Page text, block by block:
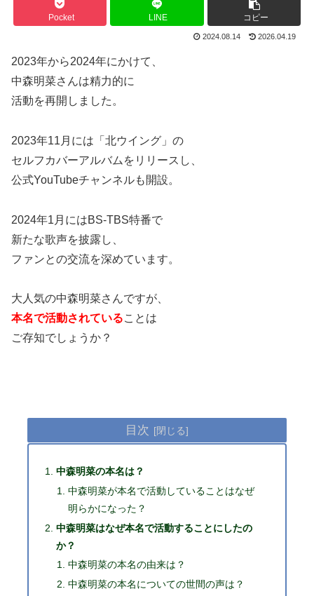
Pocket LINE コピー
2024.08.14 2026.04.19
2023年から2024年にかけて、
中森明菜さんは精力的に
活動を再開しました。
2023年11月には「北ウイング」の
セルフカバーアルバムをリリースし、
公式YouTubeチャンネルも開設。
2024年1月にはBS-TBS特番で
新たな歌声を披露し、
ファンとの交流を深めています。
大人気の中森明菜さんですが、
本名で活動されていることは
ご存知でしょうか？
目次
中森明菜の本名は？
中森明菜が本名で活動していることはなぜ
明らかになった？
中森明菜はなぜ本名で活動することにしたの
か？
中森明菜の本名の由来は？
中森明菜の本名についての世間の声は？